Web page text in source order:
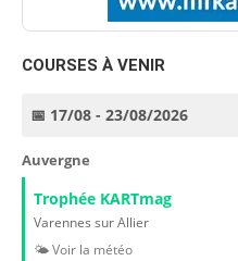
COURSES À VENIR
📅 17/08 - 23/08/2026
Auvergne
Trophée KARTmag
Varennes sur Allier
🌤️ Voir la météo